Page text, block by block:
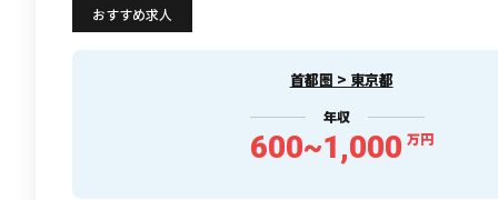
おすすめ求人
首都圏 > 東京都
年収
600~1,000 万円